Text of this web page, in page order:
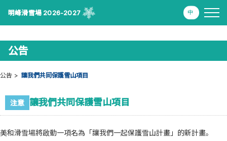
明峰滑雪場 2026-2027
公告
公告 讓我們共同保護雪山項目
注意 讓我們共同保護雪山項目
美和滑雪場將啟動一項名為「讓我們一起保護雪山計畫」的新計畫。